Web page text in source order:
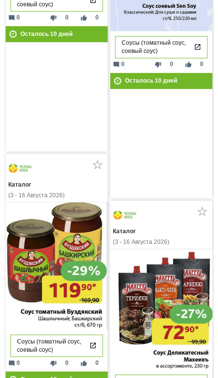
соевый соус)
thumb_down 0 thumb_up 0
mode_comment 0
Осталось 10дней
Соусы (томатный соус,
соевый соус)
thumb_down 0 thumb_up 0
mode_comment 0
Осталось 10дней
Каталог
(3 - 16 Августа 2026)
Соусы (томатный соус,
соевый соус)
thumb_down 0 thumb_up 0
mode_comment 0
Каталог
(3 - 16 Августа 2026)